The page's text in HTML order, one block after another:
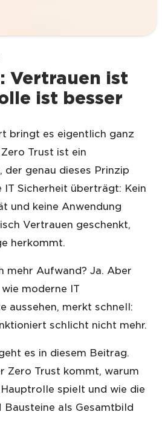
Vertrauen ist
ist besser
bringt es eigentlich ganz
Trust ist ein
, der genau dieses Prinzip
IT Sicherheit überträgt: Kein
und keine Anwendung
Vertrauen geschenkt,
herkommt.
mehr Aufwand? Ja. Aber
moderne IT
aussehen, merkt schnell:
schlicht nicht mehr.
es in diesem Beitrag.
Zero Trust kommt, warum
spielt und wie die
Bausteine als Gesamtbild